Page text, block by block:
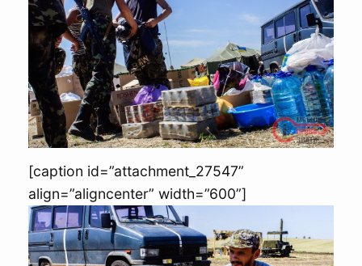
[caption id=”attachment_27547”
align=”aligncenter” width=”600”]